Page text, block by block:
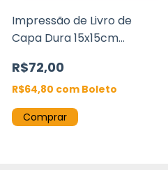
Impressão de Livro de
Capa Dura 15x15cm
R$72,00
R$64,80 com Boleto
Comprar